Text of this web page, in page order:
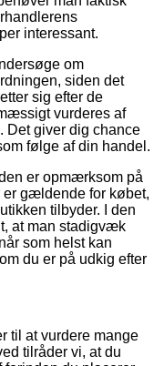
interessant.
om
siden det
sig efter de
vurderes af
Det giver dig chance
følge af din handel.
er opmærksom på
gældende for købet,
tilbyder. I den
at man stadigvæk
som helst kan
du er på udkig efter
til at vurdere mange
tilråder vi, at du